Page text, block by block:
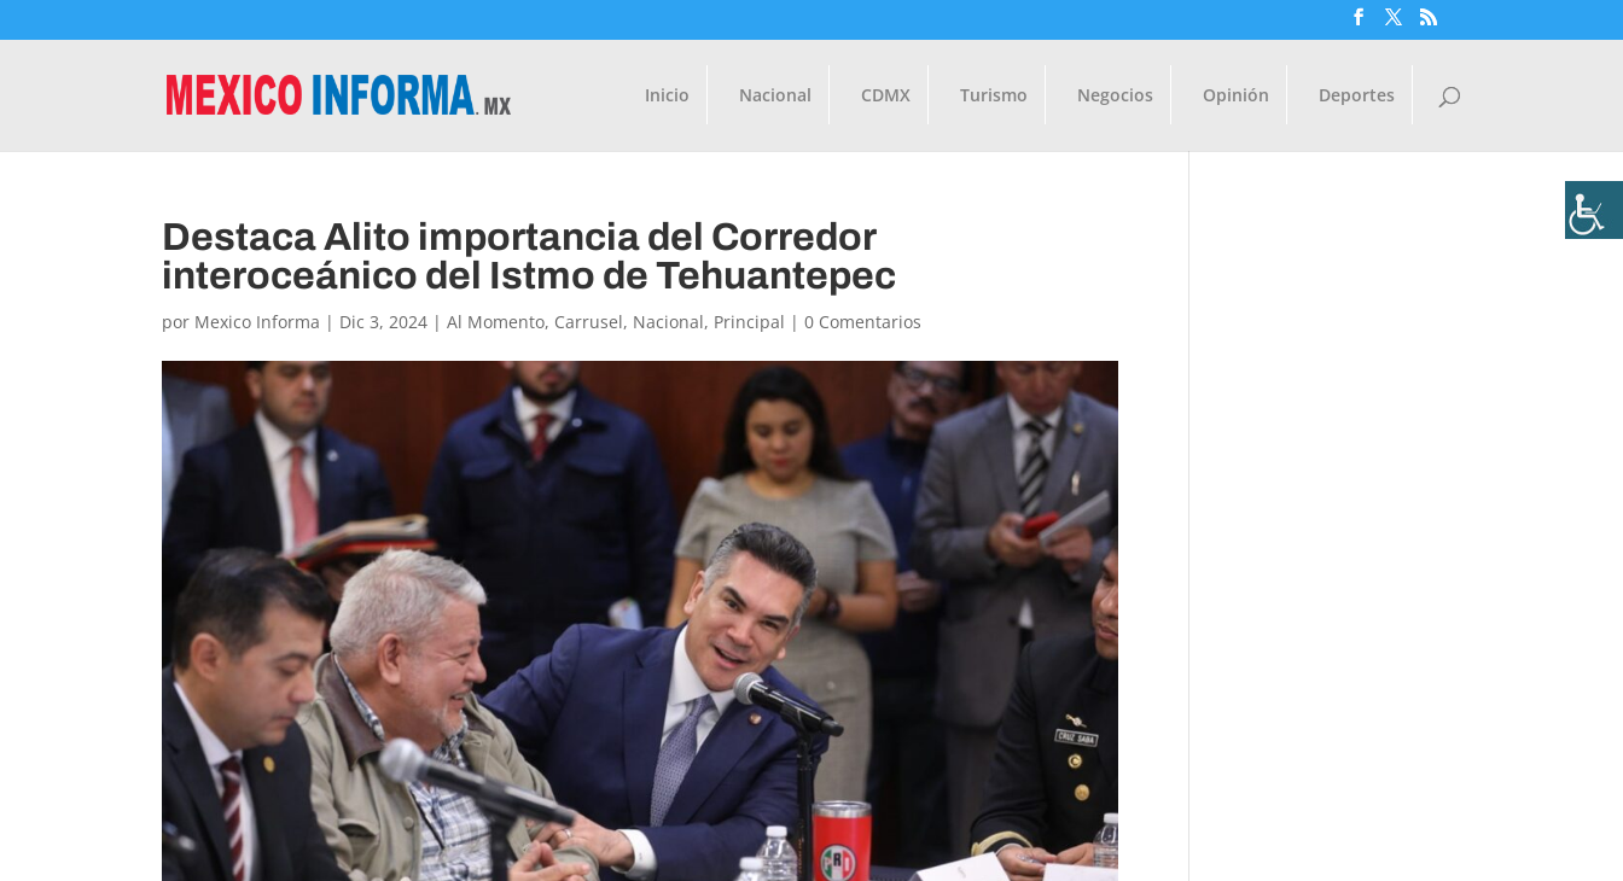
Inicio Nacional CDMX Turismo Negocios Opinión Deportes
Destaca Alito importancia del Corredor
interoceánico del Istmo de Tehuantepec
por Mexico Informa | Dic 3, 2024 |Al Momento, Carrusel, Nacional, Principal |0 Comentarios